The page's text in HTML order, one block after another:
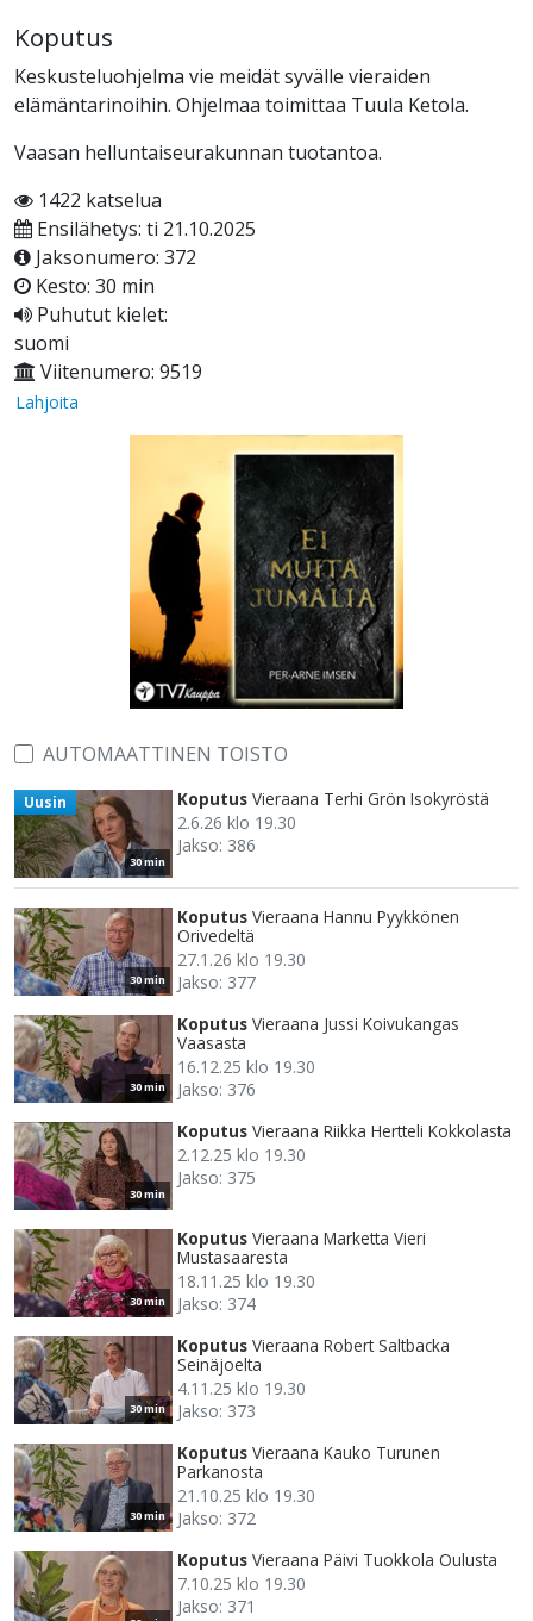
Koputus
Keskusteluohjelma vie meidät syvälle vieraiden
elämäntarinoihin. Ohjelmaa toimittaa Tuula Ketola.
Vaasan helluntaiseurakunnan tuotantoa.
1422 katselua
Ensilähetys: ti 21.10.2025
Jaksonumero: 372
Kesto: 30 min
Puhutut kielet:
suomi
Viitenumero: 9519
Lahjoita
AUTOMAATTINEN TOISTO
30 min
Uusin Koputus Vieraana Terhi Grön Isokyröstä
2.6.26 klo 19.30
Jakso: 386
30 min
Koputus Vieraana Hannu Pyykkönen
Orivedeltä
27.1.26 klo 19.30
Jakso: 377
30 min
Koputus Vieraana Jussi Koivukangas
Vaasasta
16.12.25 klo 19.30
Jakso: 376
30 min
Koputus Vieraana Riikka Hertteli Kokkolasta
2.12.25 klo 19.30
Jakso: 375
30 min
Koputus Vieraana Marketta Vieri
Mustasaaresta
18.11.25 klo 19.30
Jakso: 374
30 min
Koputus Vieraana Robert Saltbacka
Seinäjoelta
4.11.25 klo 19.30
Jakso: 373
30 min
Koputus Vieraana Kauko Turunen
Parkanosta
21.10.25 klo 19.30
Jakso: 372
Koputus Vieraana Päivi Tuokkola Oulusta
7.10.25 klo 19.30
Jakso: 371